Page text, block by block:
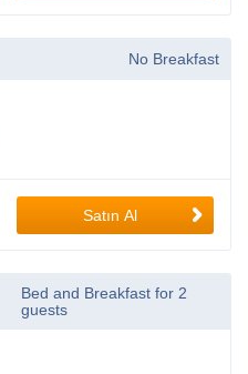
No Breakfast
Satın Al
Bed and Breakfast for 2
guests